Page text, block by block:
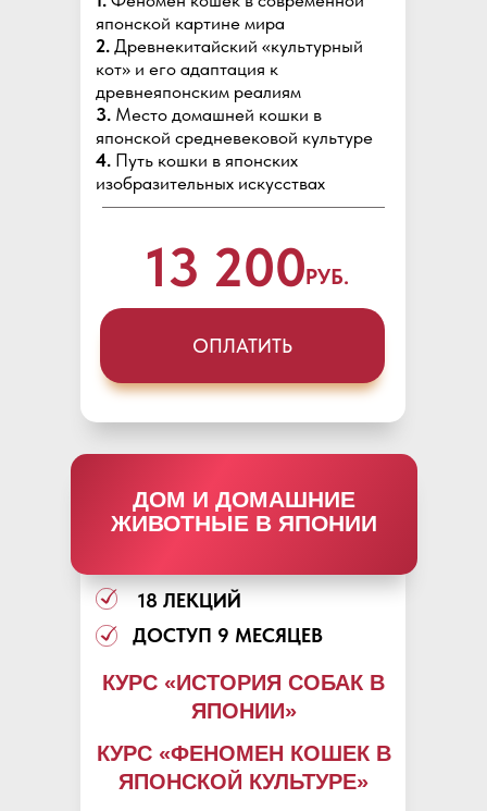
18 ЛЕКЦИЙ
ДОСТУП 9 МЕСЯЦЕВ
КУРС «ИСТОРИЯ СОБАК В
ЯПОНИИ»
КУРС «ФЕНОМЕН КОШЕК В
ЯПОНСКОЙ КУЛЬТУРЕ»
ОПЛАТИТЬ
13 200РУБ.
японской картине мира
2. Древнекитайский «культурный
кот» и его адаптация к
древнеяпонским реалиям
3. Место домашней кошки в
японской средневековой культуре
4. Путь кошки в японских
изобразительных искусствах
ДОМ И ДОМАШНИЕ
ЖИВОТНЫЕ В ЯПОНИИ